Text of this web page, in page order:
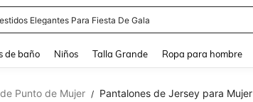
Elegantes Para Fiesta De Gala
de baño Niños Talla Grande Ropa para hombre
Punto de Mujer / Pantalones de Jersey para Mujer